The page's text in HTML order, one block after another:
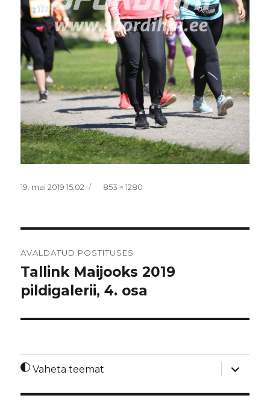
Postitatud
19. mai 2019 15:02 Täissuurus
853 × 1280
AVALDATUD POSTITUSES
Tallink Maijooks 2019
pildigalerii, 4. osa
Vaheta teemat
laienda